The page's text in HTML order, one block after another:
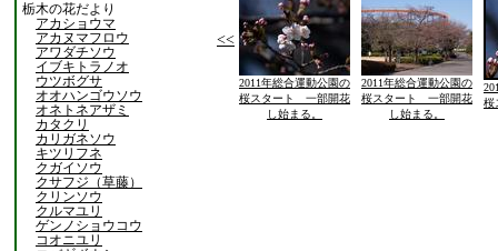
栃木の花だより
アカショウマ
アカヌマフロウ
アワダチソウ
イブキトラノオ
ウツボグサ
オオハンゴウソウ
オネトネアザミ
カタクリ
カリガネソウ
キツリフネ
クガイソウ
クサフジ（草藤）
クリンソウ
クルマユリ
ゲンノショウコウ
コオニユリ
<<
2011年総合運動公園の
桜スタート 一部開花
し始まる。
2011年総合運動公園の
桜スタート 一部開花
し始まる。
桜